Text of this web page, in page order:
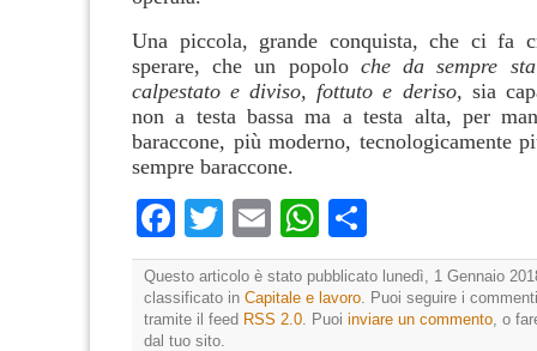
Una piccola, grande conquista, che ci fa
sperare, che un popolo che da sempre
calpestato e diviso, fottuto e deriso, sia
non a testa bassa ma a testa alta, per
baraccone, più moderno, tecnologicamente
sempre baraccone.
Facebook
TwitterEmailWhatsApp
Questo articolo è stato pubblicato lunedì, 1 Gennaio
classificato in Capitale e lavoro . Puoi seguire i
tramite il feed RSS 2.0 . Puoi inviare un commento , o
dal tuo sito.